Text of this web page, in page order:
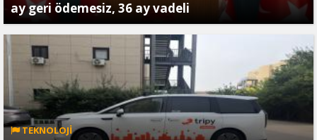
ay geri ödemesiz, 36 ay vadeli
TEKNOLOJİ